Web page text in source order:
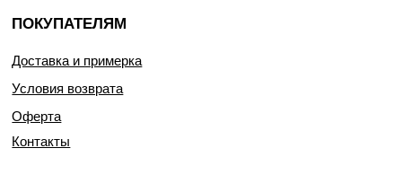
ПОКУПАТЕЛЯМ
Доставка и примерка
Условия возврата
Оферта
Контакты